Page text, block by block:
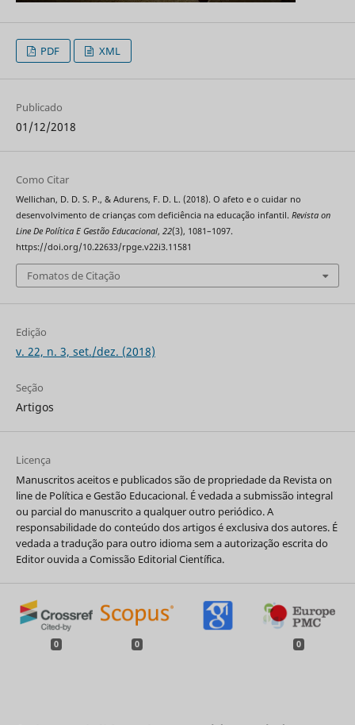
PDF XML
Publicado
01/12/2018
Como Citar
Wellichan, D. D. S. P., & Adurens, F. D. L. (2018). O afeto e o cuidar no
desenvolvimento de crianças com deficiência na educação infantil. Revista on
Line De Política E Gestão Educacional, 22(3), 1081–1097.
https://doi.org/10.22633/rpge.v22i3.11581
Fomatos de Citação
Edição
v. 22, n. 3, set./dez. (2018)
Seção
Artigos
Licença
Manuscritos aceitos e publicados são de propriedade da Revista on
line de Política e Gestão Educacional. É vedada a submissão integral
ou parcial do manuscrito a qualquer outro periódico. A
responsabilidade do conteúdo dos artigos é exclusiva dos autores. É
vedada a tradução para outro idioma sem a autorização escrita do
Editor ouvida a Comissão Editorial Científica.
0 0 0